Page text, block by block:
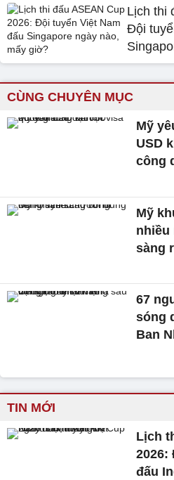
Lịch thi
Đội
CÙNG CHUYÊN MỤC
Mỹ
USD
công
Mỹ
nhiều
sàng
67
sóng
Ban
TIN MỚI
Lịch
2026:
đấu